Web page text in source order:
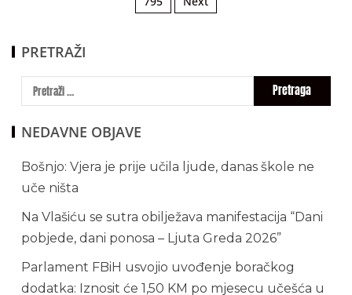
PRETRAŽI
NEDAVNE OBJAVE
Bošnjo: Vjera je prije učila ljude, danas škole ne
uče ništa
Na Vlašiću se sutra obilježava manifestacija “Dani
pobjede, dani ponosa – Ljuta Greda 2026”
Parlament FBiH usvojio uvođenje boračkog
dodatka: Iznosit će 1,50 KM po mjesecu učešća u